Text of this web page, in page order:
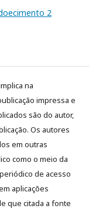
2
na
impressa e
são do autor,
Os autores
em outras
como o meio da
de acesso
aplicações
que citada a fonte